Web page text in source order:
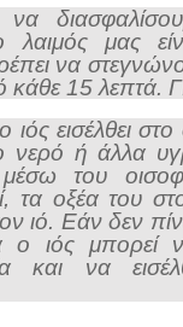
να
μας
να
κάθε 15 λεπτά.
εισέλθει
νερό ή άλλα
μέσω του
τα οξέα του
ιό. Εάν δεν
ο ιός μπορεί
και να